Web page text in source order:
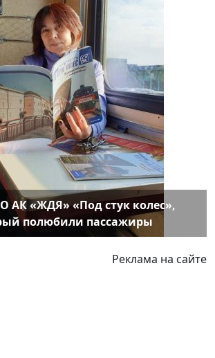
АК «ЖДЯ» «Под стук колес»,
полюбили пассажиры
Реклама на сайте